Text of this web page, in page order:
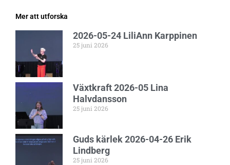
Mer att utforska
2026-05-24 LiliAnn Karppinen
25 juni 2026
Växtkraft 2026-05 Lina
Halvdansson
25 juni 2026
Guds kärlek 2026-04-26 Erik
Lindberg
25 juni 2026